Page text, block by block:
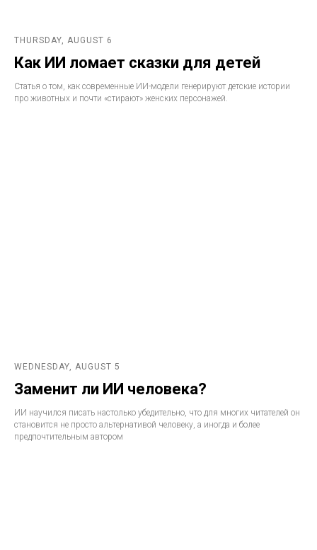
THURSDAY, AUGUST 6
Как ИИ ломает сказки для детей
Статья о том, как современные ИИ-модели генерируют детские истории
про животных и почти «стирают» женских персонажей.
WEDNESDAY, AUGUST 5
Заменит ли ИИ человека?
ИИ научился писать настолько убедительно, что для многих читателей он
становится не просто альтернативой человеку, а иногда и более
предпочтительным автором